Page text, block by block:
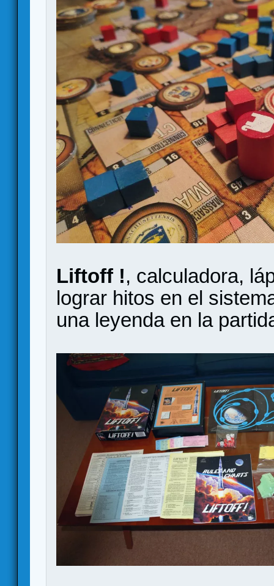
Liftoff !, calculadora,
lograr hitos en el
una leyenda en la